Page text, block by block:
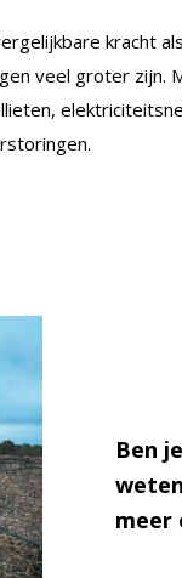
kracht
veel groter zijn.
Ben
meer